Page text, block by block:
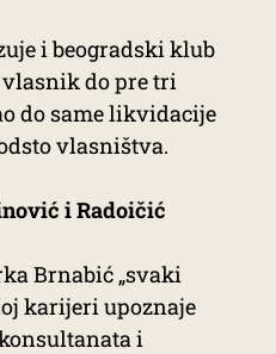
i beogradski klub
vlasnik do pre tri
do same likvidacije
vlasništva.
i Radoičić
Brnabić „svaki
karijeri upoznaje
i